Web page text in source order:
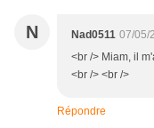
N Nad0511 07/05/
<br /> Miam, il
<br /> <br />
Répondre